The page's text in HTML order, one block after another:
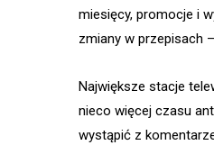
miesięcy, promocje i
zmiany w przepisach
Największe stacje
nieco więcej czasu
wystąpić z